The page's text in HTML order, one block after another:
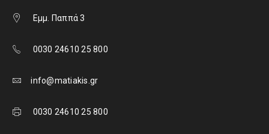
Εμμ. Παππά 3
0030 24610 25 800
info@matiakis.gr
0030 24610 25 800